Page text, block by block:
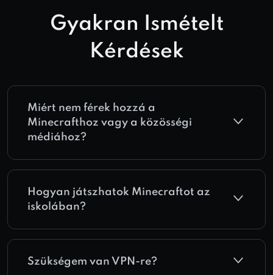
Gyakran Ismételt
Kérdések
Miért nem férek hozzá a
Minecrafthoz vagy a közösségi
médiához?
Hogyan játszhatok Minecraftot az
iskolában?
Szükségem van VPN-re?